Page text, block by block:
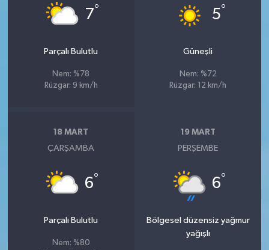
7°
Parçalı Bulutlu
Nem: %78
Rüzgar: 9 km/h
5°
Güneşli
Nem: %72
Rüzgar: 12 km/h
18 MART
ÇARŞAMBA
6°
Parçalı Bulutlu
Nem: %80
19 MART
PERŞEMBE
6°
Bölgesel düzensiz yağmur
yağışlı